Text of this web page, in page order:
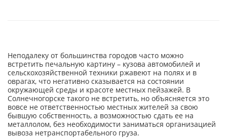
Неподалеку от большинства городов часто можно
встретить печальную картину – кузова автомобилей и
сельскохозяйственной техники ржавеют на полях и в
оврагах, что негативно сказывается на состоянии
окружающей среды и красоте местных пейзажей. В
Солнечногорске такого не встретить, но объясняется это
вовсе не ответственностью местных жителей за свою
бывшую собственность, а возможностью сдать ее на
металлолом, без необходимости заниматься организацией
вывоза нетранспортабельного груза.